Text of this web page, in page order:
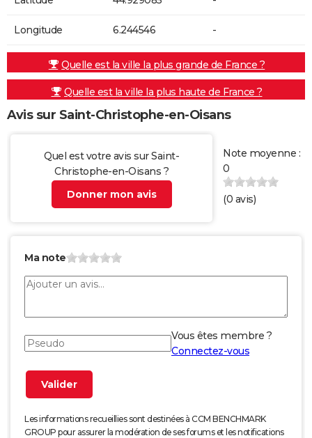
Longitude 6.244546 -
Quelle est la ville la plus grande de France ?
Quelle est la ville la plus haute de France ?
Avis sur Saint-Christophe-en-Oisans
Quel est votre avis sur Saint-
Christophe-en-Oisans ?
Donner mon avis
Note moyenne :
0
(0 avis)
Ma note
Vous êtes membre ?
Connectez-vous
Les informations recueillies sont destinées à CCM BENCHMARK
GROUP pour assurer la modération de ses forums et les notifications